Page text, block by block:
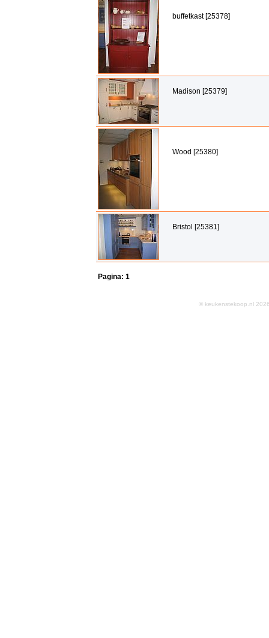
buffetkast [25378]
Madison [25379]
Wood [25380]
Bristol [25381]
Pagina: 1
© keukenstekoop.nl